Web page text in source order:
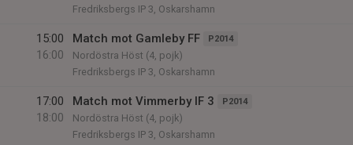
Fredriksbergs IP 3, Oskarshamn
15:00
16:00
Match mot Gamleby FF P2014
Nordöstra Höst (4, pojk)
Fredriksbergs IP 3, Oskarshamn
17:00
18:00
Match mot Vimmerby IF 3 P2014
Nordöstra Höst (4, pojk)
Fredriksbergs IP 3, Oskarshamn